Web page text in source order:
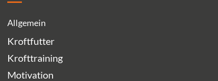
Allgemein
Kroftfutter
Krofttraining
Motivation